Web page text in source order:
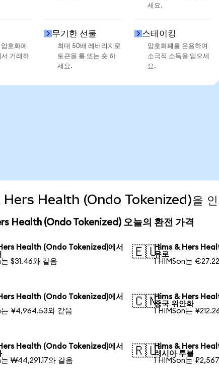
세요.
호화폐
거래하
무기한 선물
최대 50배 레버리지로
토큰을 롱 또는 숏 하
세요.
스테이킹
암호화폐를 운용하여
소극적 소득을 얻으세
요.
Health (Ondo Tokenized)을 인
Health (Ondo Tokenized) 오늘의 환전 가격
Health (Ondo Tokenized)에서
는 $31.46와 같음
🇪🇺Hims & Hers
유로
1 HIMSon는
Health (Ondo Tokenized)에서
는 ¥4,964.53와 같음
🇨🇳Hims & Hers
중국 위안화
1 HIMSon는
Health (Ondo Tokenized)에서
는 ₩44,291.17와 같음
🇷🇺Hims & Hers
러시아 루블
1 HIMSon는